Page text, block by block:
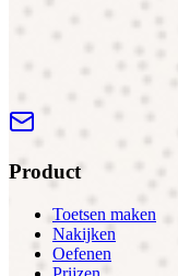
Product
Toetsen maken
Nakijken
Oefenen